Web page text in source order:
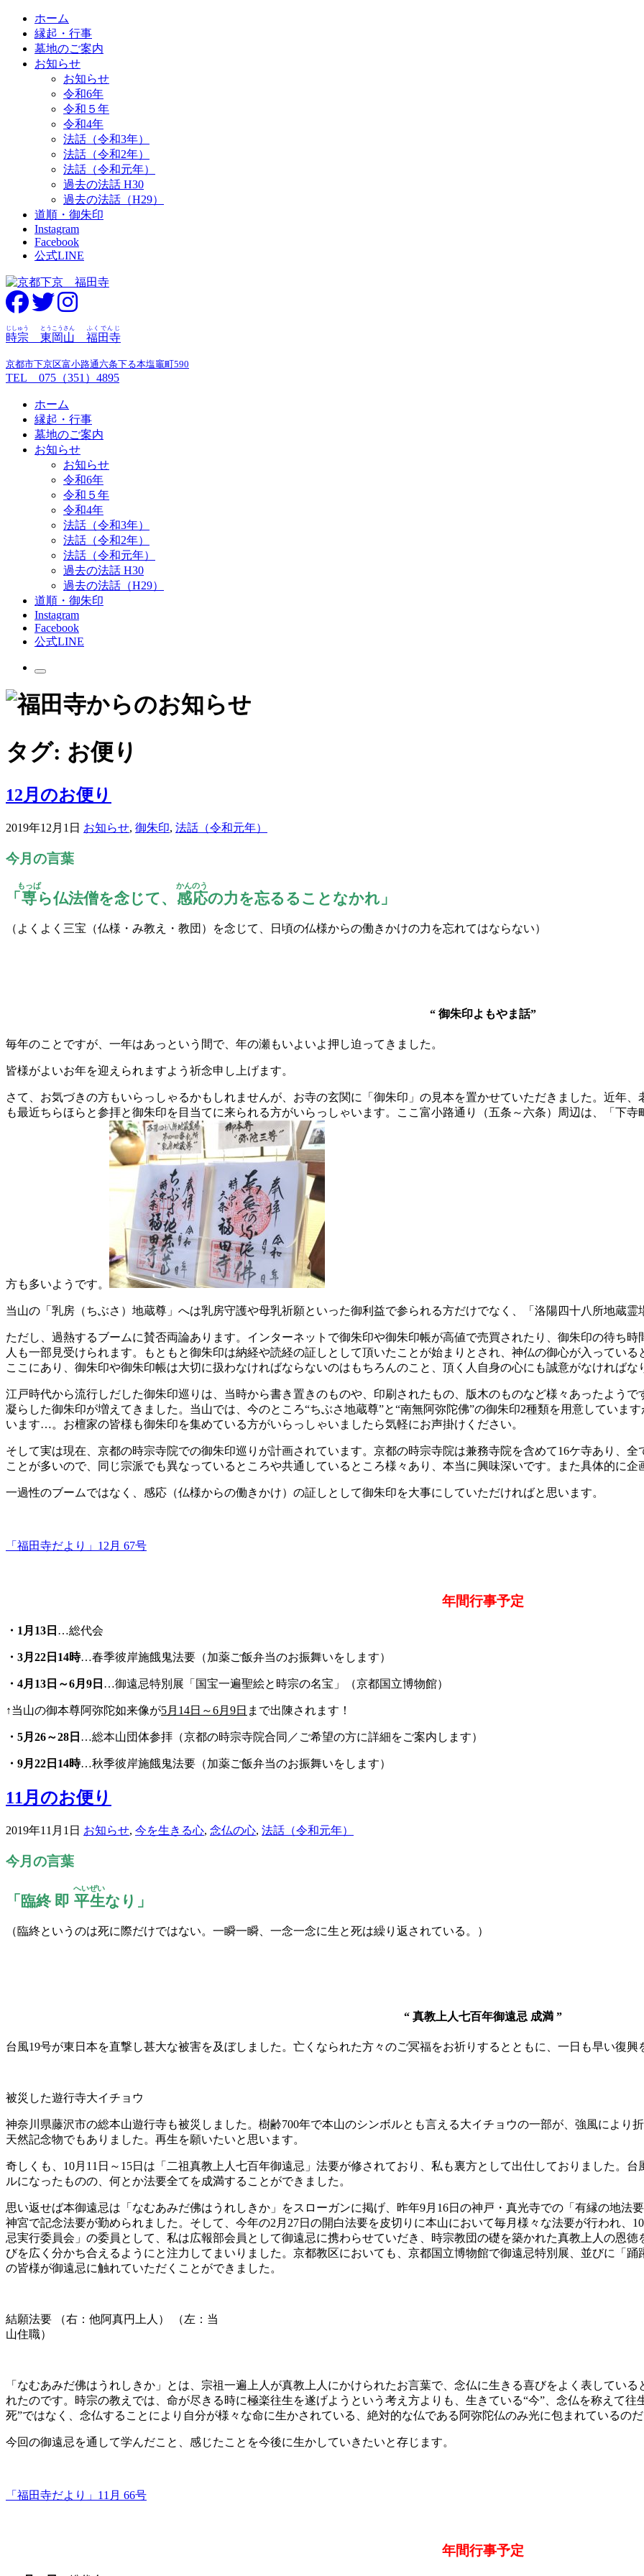
ホーム
縁起・行事
墓地のご案内
お知らせ
お知らせ
令和6年
令和５年
令和4年
法話（令和3年）
法話（令和2年）
法話（令和元年）
過去の法話 H30
過去の法話（H29）
道順・御朱印
Instagram
Facebook
公式LINE
時宗
じしゅう
東岡山
とうこうさん
福田寺
ふくでんじ
京都市下京区富小路通六条下る本塩竈町590
TEL 075（351）4895
ホーム
縁起・行事
墓地のご案内
お知らせ
お知らせ
令和6年
令和５年
令和4年
法話（令和3年）
法話（令和2年）
法話（令和元年）
過去の法話 H30
過去の法話（H29）
道順・御朱印
Instagram
Facebook
公式LINE
タグ: お便り
12月のお便り
2019年12月1日 お知らせ, 御朱印, 法話（令和元年）
今月の言葉
「 専
もっぱ
ら仏法僧を念じて、 感応
かんのう
の力を忘るることなかれ」
（よくよく三宝（仏様・み教え・教団）を念じて、日頃の仏様からの働きかけの力を忘れてはならない）
“ 御朱印よもやま話”
毎年のことですが、一年はあっという間で、年の瀬もいよいよ押し迫ってきました。
皆様がよいお年を迎えられますよう祈念申し上げます。
さて、お気づきの方もいらっしゃるかもしれませんが、お寺の玄関に「御朱印」の見本を置かせていただきました。近年
も最近ちらほらと参拝と御朱印を目当てに来られる方がいらっしゃいます。ここ富小路通り（五条～六条）周辺は、「下
方も多いようです。
当山の「乳房（ちぶさ）地蔵尊」へは乳房守護や母乳祈願といった御利益で参られる方だけでなく、「洛陽四十八所地蔵霊
ただし、過熱するブームに賛否両論あります。インターネットで御朱印や御朱印帳が高値で売買されたり、御朱印の待ち
人も一部見受けられます。もともと御朱印は納経や読経の証しとして頂いたことが始まりとされ、神仏の御心が入ってい
ここにあり、御朱印や御朱印帳は大切に扱わなければならないのはもちろんのこと、頂く人自身の心にも誠意がなければな
江戸時代から流行しだした御朱印巡りは、当時から書き置きのものや、印刷されたもの、版木のものなど様々あったよう
凝らした御朱印が増えてきました。当山では、今のところ“ちぶさ地蔵尊”と“南無阿弥陀佛”の御朱印2種類を用意していま
います…。お檀家の皆様も御朱印を集めている方がいらっしゃいましたら気軽にお声掛けください。
そして実は現在、京都の時宗寺院での御朱印巡りが計画されています。京都の時宗寺院は兼務寺院を含めて16ケ寺あり、
ことが多いので、同じ宗派でも異なっているところや共通しているところ様々あり、本当に興味深いです。また具体的に企
一過性のブームではなく、感応（仏様からの働きかけ）の証しとして御朱印を大事にしていただければと思います。
「福田寺だより」12月 67号
年間行事予定
・1月13日 …総代会
・3月22日14時…春季彼岸施餓鬼法要（加薬ご飯弁当のお振舞いをします）
・ 4月13日～6月9日 …御遠忌特別展「国宝一遍聖絵と時宗の名宝」（京都国立博物館）
↑当山の御本尊阿弥陀如来像が5月14日～6月9日 まで出陳されます！
・ 5月26～28日 …総本山団体参拝（京都の時宗寺院合同／ご希望の方に詳細をご案内します）
・ 9月22日14時…秋季彼岸施餓鬼法要（加薬ご飯弁当のお振舞いをします）
11月のお便り
2019年11月1日 お知らせ, 今を生きる心, 念仏の心, 法話（令和元年）
今月の言葉
「臨終 即 平生
へいぜい
なり」
（臨終というのは死に際だけではない。一瞬一瞬、一念一念に生と死は繰り返されている。）
“ 真教上人七百年御遠忌 成満 ”
台風19号が東日本を直撃し甚大な被害を及ぼしました。亡くなられた方々のご冥福をお祈りするとともに、一日も早い復興
被災した遊行寺大イチョウ
神奈川県藤沢市の総本山遊行寺も被災しました。樹齢700年で本山のシンボルとも言える大イチョウの一部が、強風により
天然記念物でもありました。再生を願いたいと思います。
奇しくも、10月11日～15日は「二祖真教上人七百年御遠忌」法要が修されており、私も裏方として出仕しておりました。
ルになったものの、何とか法要全てを成満することができました。
思い返せば本御遠忌は「なむあみだ佛はうれしきか」をスローガンに掲げ、昨年9月16日の神戸・真光寺での「有縁の地法
神宮で記念法要が勤められました。そして、今年の2月27日の開白法要を皮切りに本山において毎月様々な法要が行われ、
忌実行委員会」の委員として、私は広報部会員として御遠忌に携わらせていだき、時宗教団の礎を築かれた真教上人の恩
びを広く分かち合えるようにと注力してまいりました。京都教区においても、京都国立博物館で御遠忌特別展、並びに「
の皆様が御遠忌に触れていただくことができました。
結願法要 （右：他阿真円上人） （左：当
山住職）
「なむあみだ佛はうれしきか」とは、宗祖一遍上人が真教上人にかけられたお言葉で、念仏に生きる喜びをよく表してい
れたのです。時宗の教えでは、命が尽きる時に極楽往生を遂げようという考え方よりも、生きている“今”、念仏を称えて
死”ではなく、念仏することにより自分が様々な命に生かされている、絶対的な仏である阿弥陀仏のみ光に包まれているの
今回の御遠忌を通して学んだこと、感じたことを今後に生かしていきたいと存じます。
「福田寺だより」11月 66号
年間行事予定